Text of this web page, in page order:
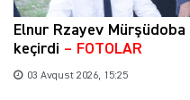
Elnur Rzayev
keçirdi – FOTOLAR
03 Avqust 2026, 15:25